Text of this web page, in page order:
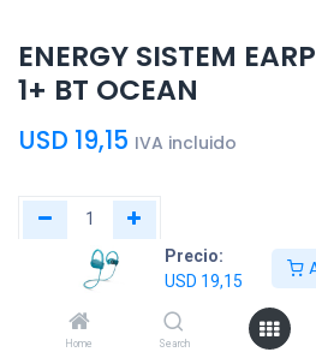
Precio:
USD 19,15
Home Search
ENERGY SISTEM
1+ BT OCEAN
USD 19,15 IVA incluido
Agregar al
carrito